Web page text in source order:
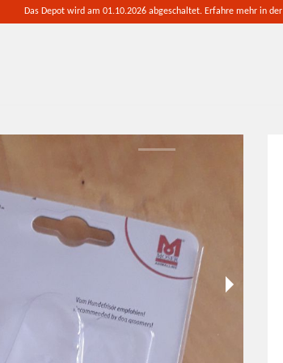
Das Depot wird am 01.10.2026 abgeschaltet. Erfahre mehr in der